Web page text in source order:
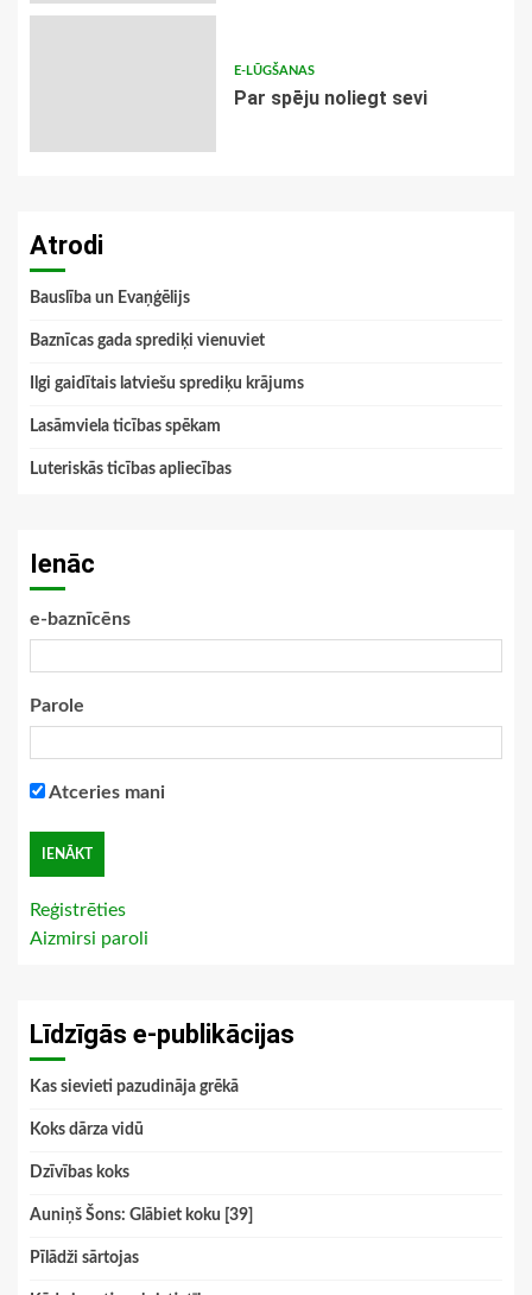
E-LŪGŠANAS
Par spēju noliegt sevi
Atrodi
Bauslība un Evaņģēlijs
Baznīcas gada sprediķi vienuviet
Ilgi gaidītais latviešu sprediķu krājums
Lasāmviela ticības spēkam
Luteriskās ticības apliecības
Ienāc
e-baznīcēns
Parole
Atceries mani
Reģistrēties
Aizmirsi paroli
Līdzīgās e-publikācijas
Kas sievieti pazudināja grēkā
Koks dārza vidū
Dzīvības koks
Auniņš Šons: Glābiet koku [39]
Pīlādži sārtojas